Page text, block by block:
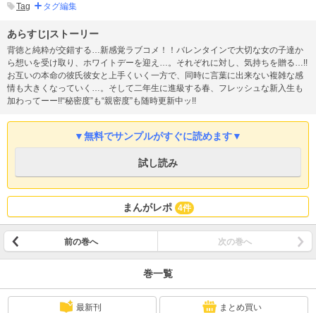
Tag タグ編集
あらすじ|ストーリー
背徳と純粋が交錯する…新感覚ラブコメ！！バレンタインで大切な女の子達か
ら想いを受け取り、ホワイトデーを迎え…。それぞれに対し、気持ちを贈る…!!
お互いの本命の彼氏彼女と上手くいく一方で、同時に言葉に出来ない複雑な感
情も大きくなっていく…。そして二年生に進級する春、フレッシュな新入生も
加わってーー!!“秘密度”も“親密度”も随時更新中ッ!!
▼無料でサンプルがすぐに読めます▼
試し読み
まんがレポ 4件
前の巻へ 次の巻へ
巻一覧
最新刊 まとめ買い